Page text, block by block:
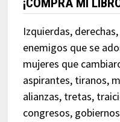
¡COMPRA MI
Izquierdas,
enemigos que se
mujeres que
aspirantes, tiranos,
alianzas, tretas,
congresos,